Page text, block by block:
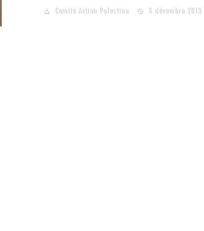
Comité Action Palestine 8 décembre 2019